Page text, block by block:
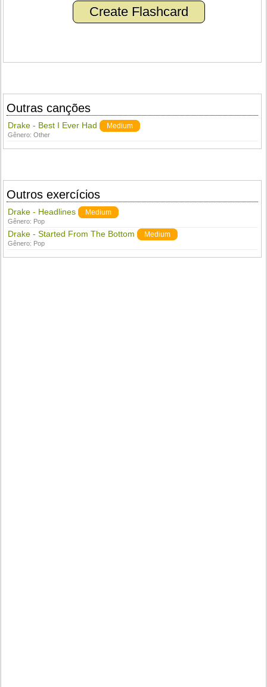
Create Flashcard
Outras canções
Drake - Best I Ever Had Medium
Gênero:Other
Outros exercícios
Drake - Headlines Medium
Gênero: Pop
Drake - Started From The Bottom Medium
Gênero: Pop